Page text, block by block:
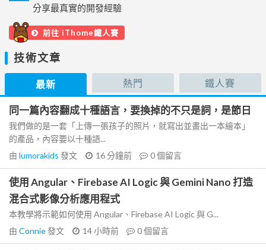
分享最真實的開發經驗
前往 iThome鐵人賽
技術文章
最新 熱門 鐵人賽
同一篇內容翻成十種語言，要換掉的不只是詞，是節日
我們做的是一套「上傳一張孩子的照片，就寫出並畫出一本繪本」
的產品，內容要以十種語...
由 lumorakids 發文 16 分鐘前 0個留言
使用 Angular、Firebase AI Logic 與 Gemini Nano 打造
混合式影像分析應用程式
本教學將示範如何使用 Angular、Firebase AI Logic 與 G...
由 Connie發文 14 小時前 0個留言